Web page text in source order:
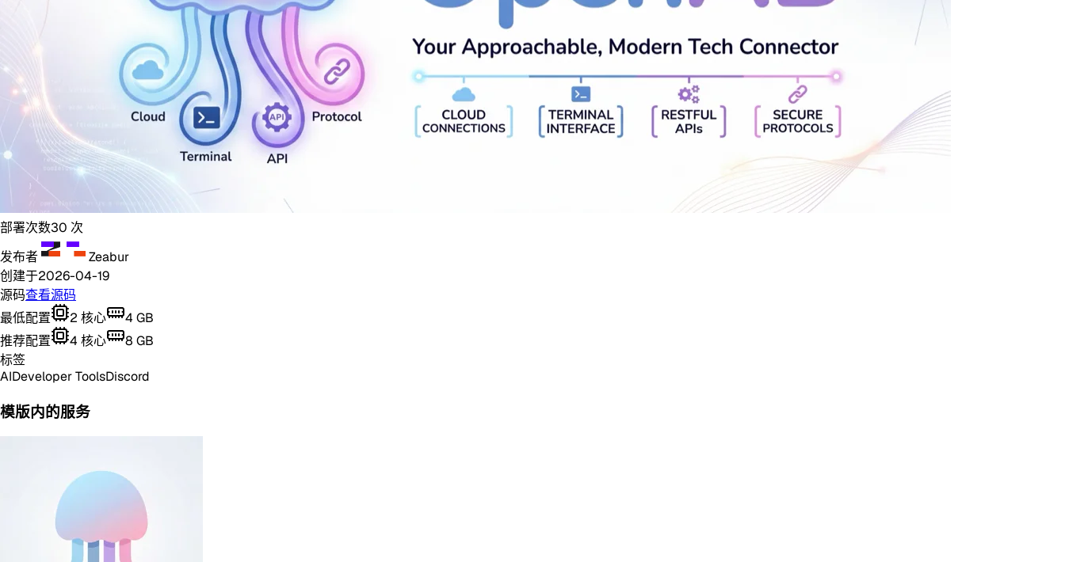
部署次数30 次
发布者
Zeabur
创建于2026-04-19
源码查看源码
最低配置
2 核心 4 GB
推荐配置
4 核心 8 GB
标签
AIDeveloper ToolsDiscord
模版内的服务